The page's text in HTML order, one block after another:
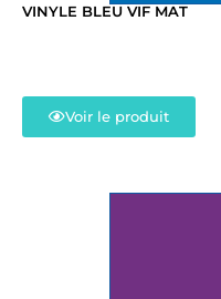
VINYLE BLEU VIF MAT
Voir le produit